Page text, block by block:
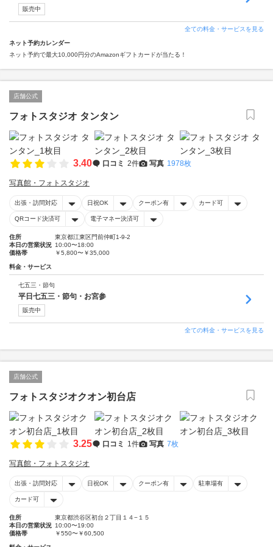
販売中
全ての料金・サービスを見る
ネット予約カレンダー
ネット予約で最大10,000円分のAmazonギフトカードが当たる！
店舗公式
フォトスタジオ タンタン
3.40 口コミ 2件 写真 1978枚
写真館・フォトスタジオ
出張・訪問対応 日祝OK クーポン有 カード可
QRコード決済可 電子マネー決済可
住所
東京都江東区門前仲町1-9-2
本日の営業状況 10:00〜18:00
価格帯
￥5,800〜￥35,000
料金・サービス
七五三・節句
平日七五三・節句・お宮参
販売中
全ての料金・サービスを見る
店舗公式
フォトスタジオクオン初台店
3.25 口コミ 1件 写真 7枚
写真館・フォトスタジオ
出張・訪問対応 日祝OK クーポン有 駐車場有
カード可
住所
東京都渋谷区初台２丁目１４−１５
本日の営業状況 10:00〜19:00
価格帯
￥550〜￥60,500